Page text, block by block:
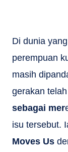
Di dunia
perempuan
masih
gerakan
sebagai mer
isu tersebut.
Moves Us